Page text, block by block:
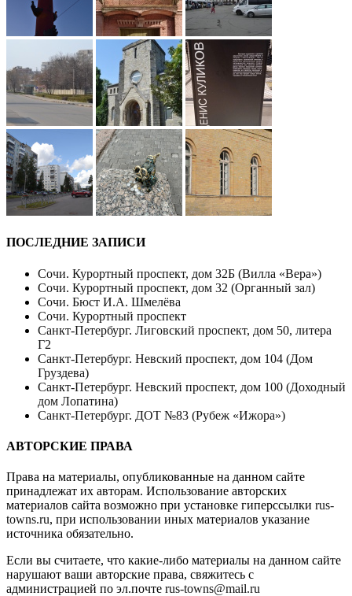
ПОСЛЕДНИЕ ЗАПИСИ
Сочи. Курортный проспект, дом 32Б (Вилла «Вера»)
Сочи. Курортный проспект, дом 32 (Органный зал)
Сочи. Бюст И.А. Шмелёва
Сочи. Курортный проспект
Санкт-Петербург. Лиговский проспект, дом 50, литера
Г2
Санкт-Петербург. Невский проспект, дом 104 (Дом
Груздева)
Санкт-Петербург. Невский проспект, дом 100 (Доходный
дом Лопатина)
Санкт-Петербург. ДОТ №83 (Рубеж «Ижора»)
АВТОРСКИЕ ПРАВА
Права на материалы, опубликованные на данном сайте
принадлежат их авторам. Использование авторских
материалов сайта возможно при установке гиперссылки rus-
towns.ru, при использовании иных материалов указание
источника обязательно.
Если вы считаете, что какие-либо материалы на данном сайте
нарушают ваши авторские права, свяжитесь с
администрацией по эл.почте rus-towns@mail.ru